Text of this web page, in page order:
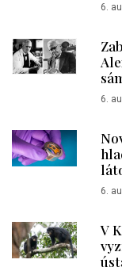
6.
6.
6.
V